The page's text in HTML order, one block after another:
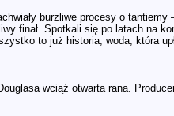
burzliwe procesy o
finał. Spotkali się po latach na
to już historia, woda, która
wciąż otwarta rana.